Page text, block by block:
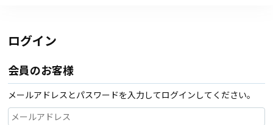
ログイン
会員のお客様
メールアドレスとパスワードを入力してログインしてください。